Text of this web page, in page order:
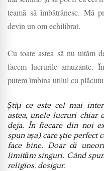
teamă să îmbătrânesc. Mă
devin un om echilibrat.
Cu toate astea să nu uităm
facem lucrurile amuzante.
putem îmbina utilul cu
Știți ce este cel mai
astea, unele lucruri chiar
deja. În fiecare din noi
spun așa) care știe perfect
face bine. Doar că
limităm singuri. Când
religios, desigur.